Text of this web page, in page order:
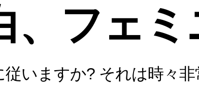
、フェ
いますか? それは時々